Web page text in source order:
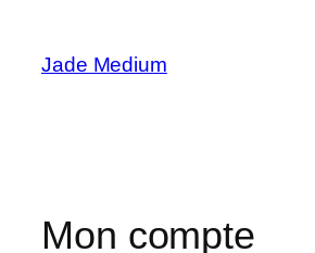
contenu
Jade Medium
Mon compte